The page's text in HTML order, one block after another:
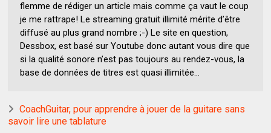
flemme de rédiger un article mais comme ça vaut le coup
je me rattrape! Le streaming gratuit illimité mérite d’être
diffusé au plus grand nombre ;-) Le site en question,
Dessbox, est basé sur Youtube donc autant vous dire que
si la qualité sonore n’est pas toujours au rendez-vous, la
base de données de titres est quasi illimitée…
CoachGuitar, pour apprendre à jouer de la guitare sans
savoir lire une tablature